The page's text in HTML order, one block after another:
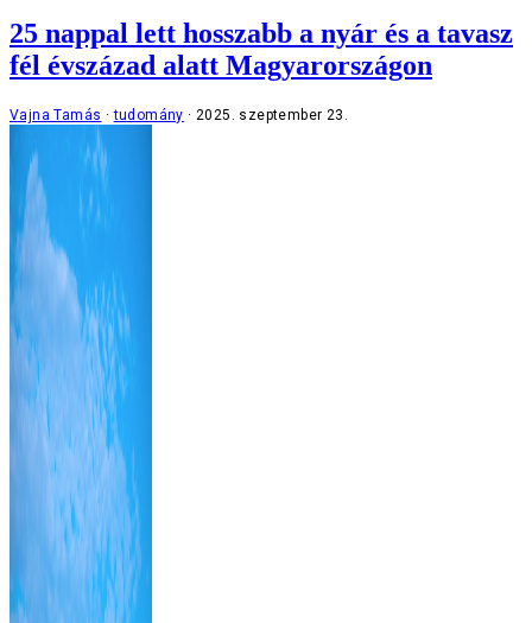
25 nappal lett hosszabb a nyár és a tavasz
fél évszázad alatt Magyarországon
Vajna Tamás tudomány 2025. szeptember 23.